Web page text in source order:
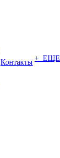
Контакты + ЕЩЕ